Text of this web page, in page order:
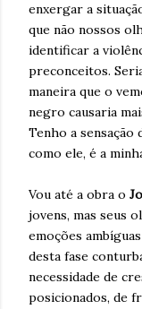
enxergar a
que não nossos
identificar a
preconceitos.
maneira que o
negro causaria
Tenho a sensação
como ele, é a
Vou até a obra o
jovens, mas seus
emoções
desta fase
necessidade de
posicionados, de